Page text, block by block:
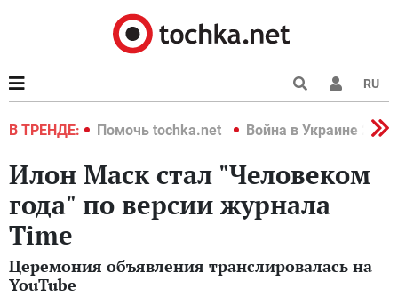
RU
В ТРЕНДЕ:
2022 Помочь tochka.net Война в Украине 2022
Илон Маск стал "Человеком
года" по версии журнала
Time
Церемония объявления транслировалась на
YouTube